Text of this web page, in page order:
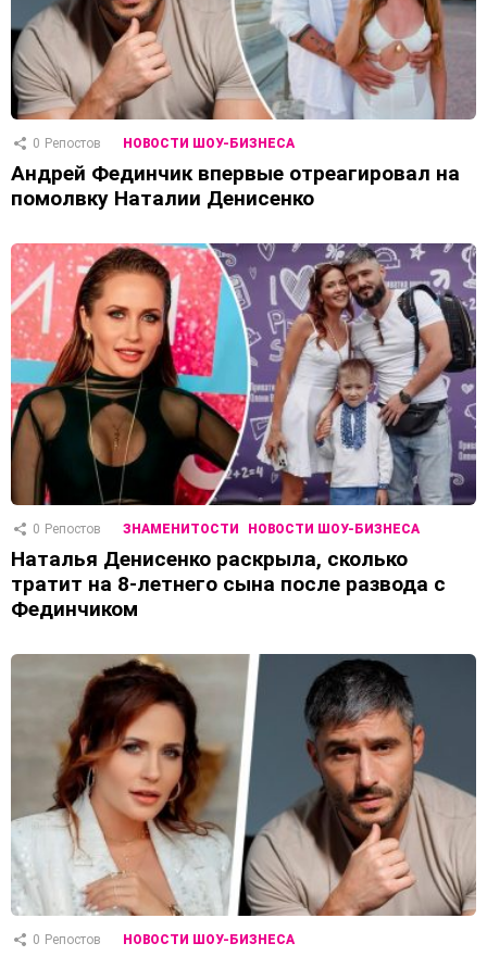
0 Репостов НОВОСТИ ШОУ-БИЗНЕСА
Андрей Фединчик впервые отреагировал на
помолвку Наталии Денисенко
0 Репостов ЗНАМЕНИТОСТИ НОВОСТИ ШОУ-БИЗНЕСА
Наталья Денисенко раскрыла, сколько
тратит на 8-летнего сына после развода с
Фединчиком
0 Репостов НОВОСТИ ШОУ-БИЗНЕСА